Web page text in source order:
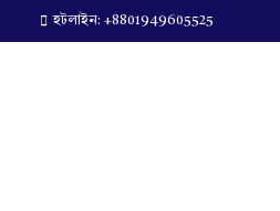
হটলাইন: +8801949605525